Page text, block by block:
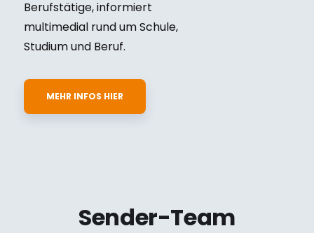
Berufstätige, informiert
multimedial rund um Schule,
Studium und Beruf.
MEHR INFOS HIER
Sender-Team